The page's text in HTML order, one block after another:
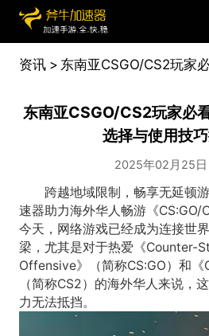
资讯 >
东南亚CSGO/CS2玩家必
选择与使用技巧
2025年02月25
跨越地域限制，畅享无延顿
速器助力海外华人畅游《CS:GO/
今天，网络游戏已经成为连接世
梁，尤其是对于热爱《Counter-
Offensive》（简称CS:GO）和《
（简称CS2）的海外华人来说，
力无法抵挡。